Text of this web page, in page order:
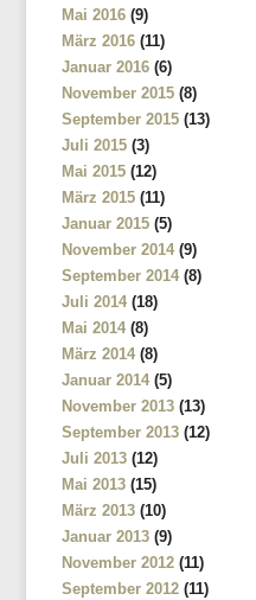
Mai 2016 (9)
März 2016 (11)
Januar 2016 (6)
November 2015 (8)
September 2015 (13)
Juli 2015 (3)
Mai 2015 (12)
März 2015 (11)
Januar 2015 (5)
November 2014 (9)
September 2014 (8)
Juli 2014 (18)
Mai 2014 (8)
März 2014 (8)
Januar 2014 (5)
November 2013 (13)
September 2013 (12)
Juli 2013 (12)
Mai 2013 (15)
März 2013 (10)
Januar 2013 (9)
November 2012 (11)
September 2012 (11)